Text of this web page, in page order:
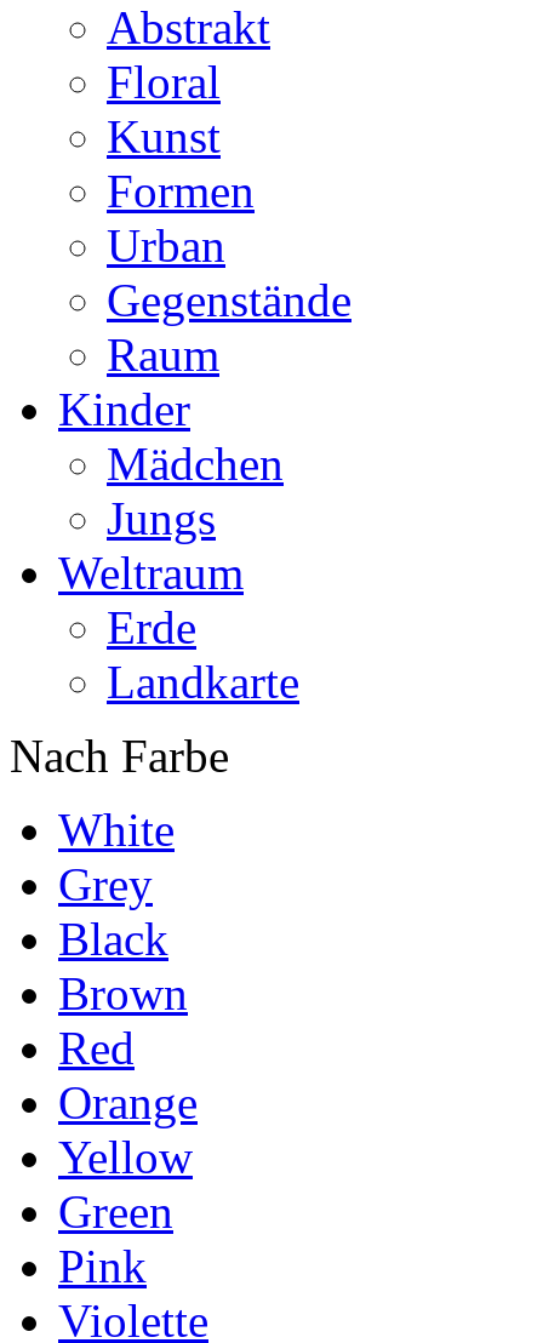
Abstrakt
Floral
Kunst
Formen
Urban
Gegenstände
Raum
Kinder
Mädchen
Jungs
Weltraum
Erde
Landkarte
Nach Farbe
White
Grey
Black
Brown
Red
Orange
Yellow
Green
Pink
Violette